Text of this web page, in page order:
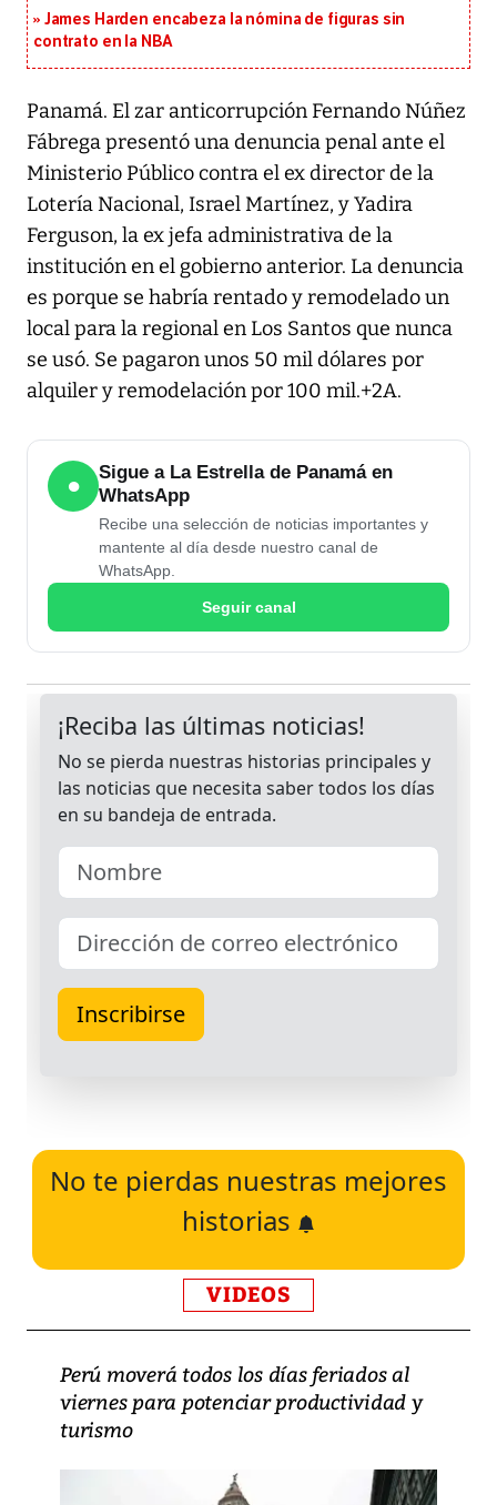
James Harden encabeza la nómina de figuras sin
contrato en la NBA
Panamá. El zar anticorrupción Fernando Núñez
Fábrega presentó una denuncia penal ante el
Ministerio Público contra el ex director de la
Lotería Nacional, Israel Martínez, y Yadira
Ferguson, la ex jefa administrativa de la
institución en el gobierno anterior. La denuncia
es porque se habría rentado y remodelado un
local para la regional en Los Santos que nunca
se usó. Se pagaron unos 50 mil dólares por
alquiler y remodelación por 100 mil.+2A.
●
Sigue a La Estrella de Panamá en
WhatsApp
Recibe una selección de noticias importantes y
mantente al día desde nuestro canal de
WhatsApp.
Seguir canal
No te pierdas nuestras mejores
historias
VIDEOS
Perú moverá todos los días feriados al
viernes para potenciar productividad y
turismo